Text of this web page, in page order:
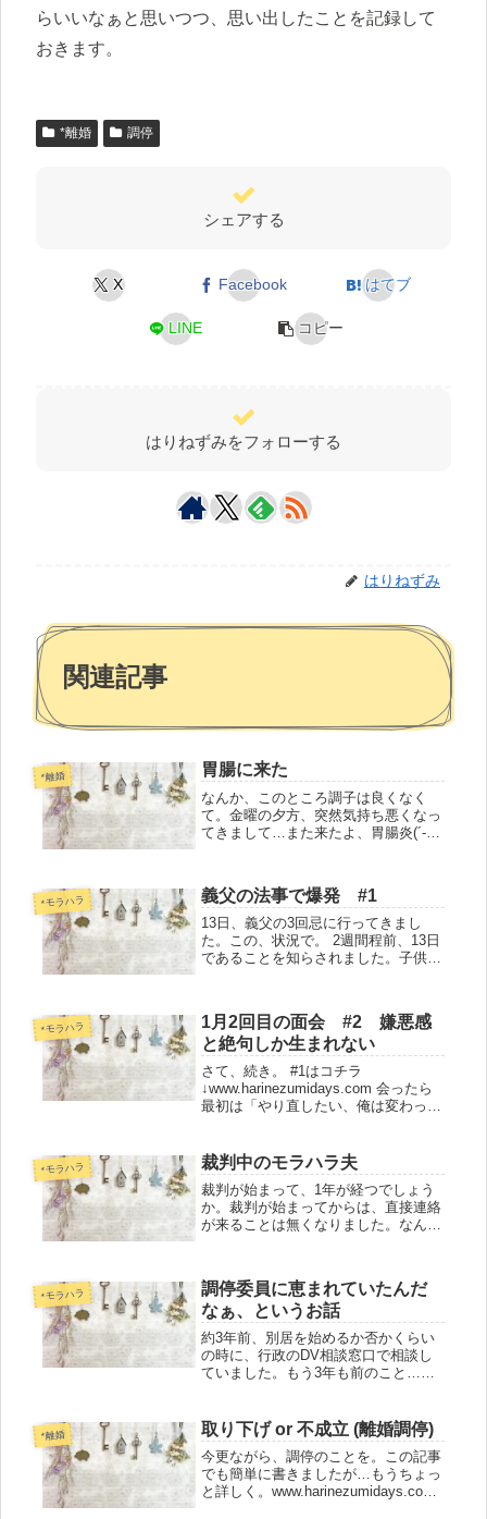
らいいなぁと思いつつ、思い出したことを記録して
おきます。
*離婚 調停
シェアする
X Facebook はてブ
LINE コピー
はりねずみをフォローする
はりねずみ
関連記事
*離婚 胃腸に来た
なんか、このところ調子は良くなく
て。金曜の夕方、突然気持ち悪くなっ
てきまして…また来たよ、胃腸炎(´-
ました。そんなに暴飲暴食してるわけ
でもなくて、そもそもお酒なんて...
*モラハラ 義父の法事で爆発 #1
13日、義父の3回忌に行ってきまし
た。この、状況で。 2週間程前、13日
であることを知らされました。子供を
た。3日程前、急にうちの実家に行く
と言われたので、やめてくれと頼み...
*モラハラ
1月2回目の面会 #2 嫌悪感
と絶句しか生まれない
さて、続き。 #1はコチラ
↓www.harinezumidays.com 会ったら
最初は「やり直したい、俺は変わっ
怒ってきます。次は、私への罵倒が始
まります。（最近は昔ほど...
*モラハラ 裁判中のモラハラ夫
裁判が始まって、1年が経つでしょう
か。裁判が始まってからは、直接連絡
が来ることは無くなりました。なんて
（見当違いなことも多いですが）なの
で、裁判中は連絡を取らないように決
め...
*モラハラ
調停委員に恵まれていたんだ
なぁ、というお話
約3年前、別居を始めるか否かくらい
の時に、行政のDV相談窓口で相談し
ていました。もう3年も前のこと…懐
とした家庭の中で鬱々としていた時
に、私の話を聞いて理解を示してくだ
さる...
*離婚 取り下げ or 不成立 (離婚調停)
今更ながら、調停のことを。この記事
でも簡単に書きましたが…もうちょっ
と詳しく。www.harinezumidays.com